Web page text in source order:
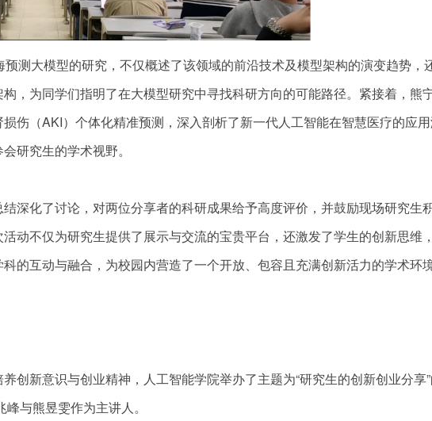
测大模型的研究，不仅概述了该领域的前沿技术及模型架构的演变趋势，
，为同学们指明了在大模型研究中寻找科研方向的可能路径。紧接着，熊
伤（AKI）个体化精准预测，深入剖析了新一代人工智能在智慧医疗的应
研究生的学术视野。
深化了讨论，对两位分享者的科研成果给予高度评价，并鼓励现场研究生
动不仅为研究生提供了展示与交流的宝贵平台，还激发了学生的创新思维
的互动与融合，为校园内营造了一个开放、包容且充满创新活力的学术环
创新意识与创业精神，人工智能学院举办了主题为“研究生的创新创业分享
与熊昱雯作为主讲人。